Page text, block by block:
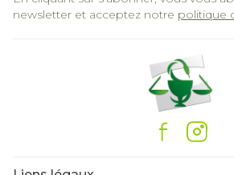
newsletter et acceptez notre politique